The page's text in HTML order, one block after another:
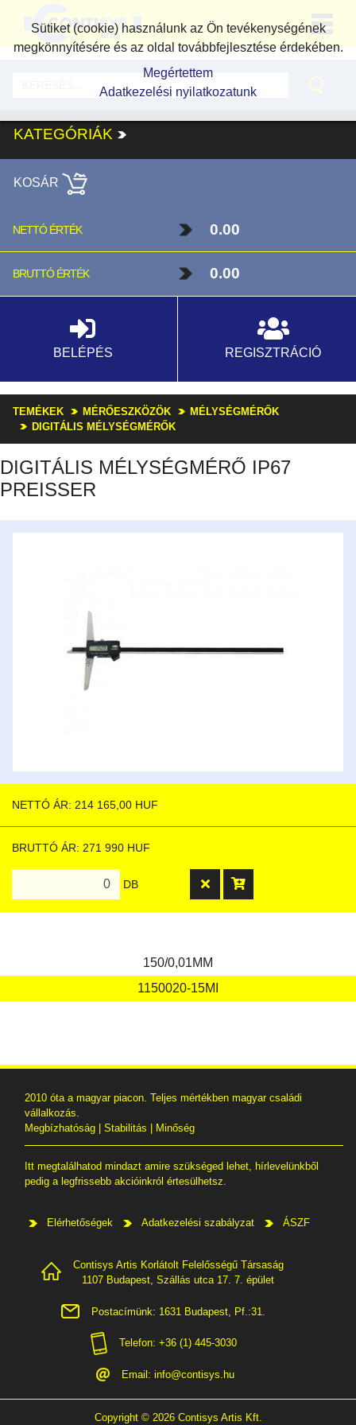
Sütiket (cookie) használunk az Ön tevékenységének
megkönnyítésére és az oldal továbbfejlesztése érdekében.
Megértettem
Adatkezelési nyilatkozatunk
KATEGÓRIÁK
KOSÁR
NETTÓ ÉRTÉK 0.00
BRUTTÓ ÉRTÉK 0.00
BELÉPÉS REGISZTRÁCIÓ
TEMÉKEK MÉRŐESZKÖZÖK
MÉLYSÉGMÉRŐK
DIGITÁLIS MÉLYSÉGMÉRŐK
DIGITÁLIS MÉLYSÉGMÉRŐ IP67
PREISSER
NETTÓ ÁR: 214 165,00 HUF
BRUTTÓ ÁR: 271 990 HUF
DB
150/0,01MM
1150020-15MI
2010 óta a magyar piacon. Teljes mértékben magyar családi
vállalkozás.
Megbízhatóság | Stabilitás | Minőség
Itt megtalálhatod mindazt amire szükséged lehet, hírlevelünkből
pedig a legfrissebb akcióinkról értesülhetsz.
Elérhetőségek Adatkezelési szabályzat ÁSZF
Contisys Artis Korlátolt Felelősségű Társaság
1107 Budapest, Szállás utca 17. 7. épület
Postacímünk: 1631 Budapest, Pf.:31.
Telefon: +36 (1) 445-3030
Email: info@contisys.hu
Copyright © 2026 Contisys Artis Kft.